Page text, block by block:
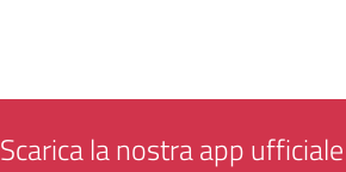
Scarica la nostra app